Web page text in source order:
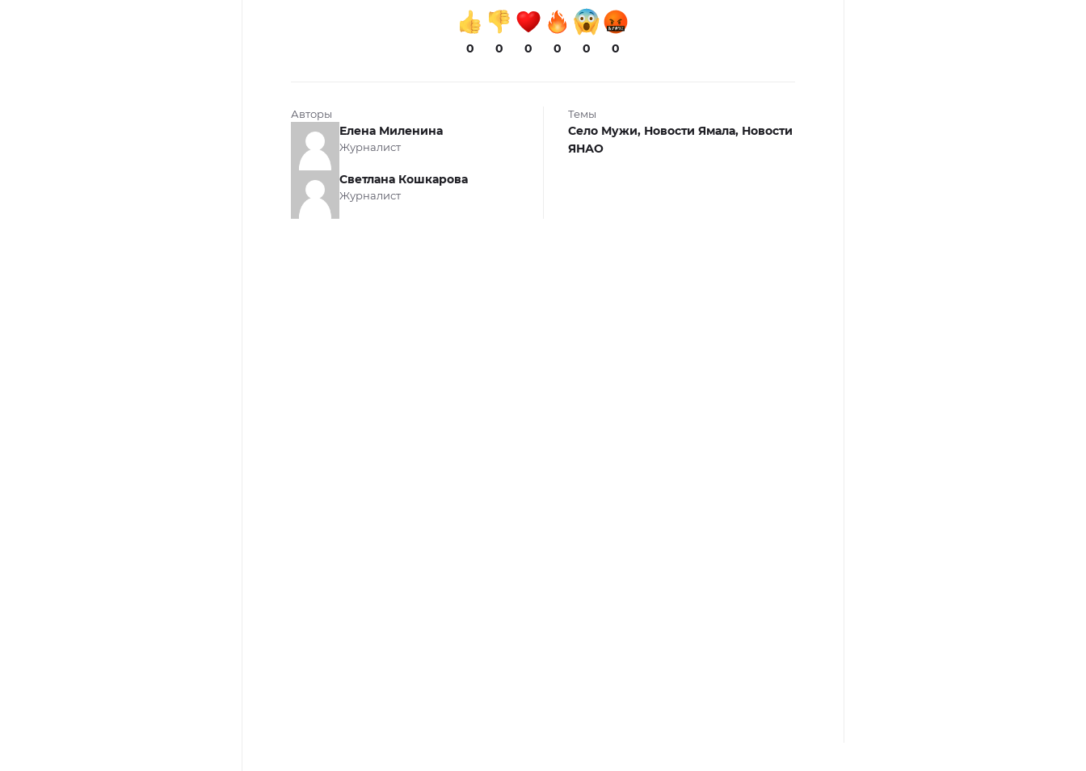
0 0 0 0 0 0
Авторы
Елена Миленина
Журналист
Светлана Кошкарова
Журналист
Темы
Село Мужи, Новости Ямала, Новости
ЯНАО